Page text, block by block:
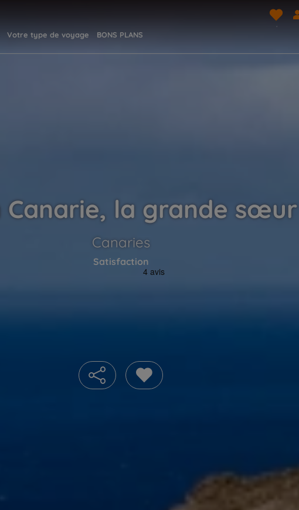
Votre type de voyage BONS PLANS
Canarie, la grande sœur
Canaries
Satisfaction